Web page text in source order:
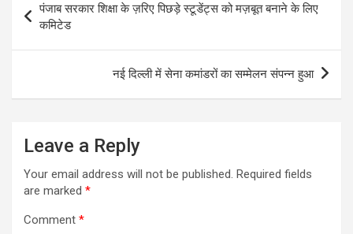
navigation
पंजाब सरकार शिक्षा के ज़रिए पिछड़े स्टूडेंट्स को मज़बूत बनाने के लिए
कमिटेड
नई दिल्ली में सेना कमांडरों का सम्मेलन संपन्न हुआ
Leave a Reply
Your email address will not be published. Required fields
are marked *
Comment *